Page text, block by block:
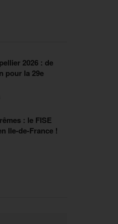
2026 : de
pour la 29e
: le FISE
Ile-de-France !